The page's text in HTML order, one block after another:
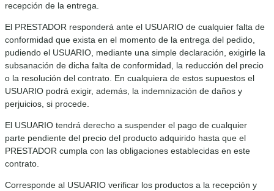
recepción de la entrega.
El PRESTADOR responderá ante el USUARIO de cualquier falta de
conformidad que exista en el momento de la entrega del pedido,
pudiendo el USUARIO, mediante una simple declaración, exigirle la
subsanación de dicha falta de conformidad, la reducción del precio
o la resolución del contrato. En cualquiera de estos supuestos el
USUARIO podrá exigir, además, la indemnización de daños y
perjuicios, si procede.
El USUARIO tendrá derecho a suspender el pago de cualquier
parte pendiente del precio del producto adquirido hasta que el
PRESTADOR cumpla con las obligaciones establecidas en este
contrato.
Corresponde al USUARIO verificar los productos a la recepción y